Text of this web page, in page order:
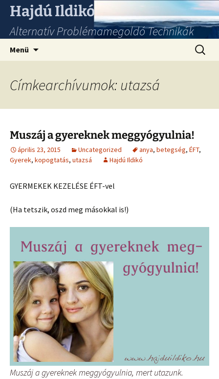
Hajdú Ildikó
Alternatív Problémamegoldó Technikák
Menü
Címkearchívumok: utazsá
Muszáj a gyereknek meggyógyulnia!
április 23, 2015 Uncategorized anya, betegség, ÉFT,
Gyerek, kopogtatás, utazsá Hajdú Ildikó
GYERMEKEK KEZELÉSE ÉFT-vel
(Ha tetszik, oszd meg másokkal is!)
Muszáj a gyereknek meggyógyulnia, mert utazunk.